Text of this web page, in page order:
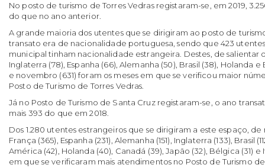
No posto de turismo de Torres Vedras registaram-se, em 2019,
do que no ano anterior.
A grande maioria dos utentes que se dirigiram ao posto de
transato era de nacionalidade portuguesa, sendo que 423
municipal tinham nacionalidade estrangeira. Destes, de salientar
Inglaterra (78), Espanha (66), Alemanha (50), Brasil (38), Holanda
e novembro (631) foram os meses em que se verificou maior
Posto de Turismo de Torres Vedras.
Já no Posto de Turismo de Santa Cruz registaram-se, o ano
mais 393 do que em 2018.
Dos 1.280 utentes estrangeiros que se dirigiram a este espaço,
França (365), Espanha (231), Alemanha (151), Inglaterra (133), Brasil
América (42), Holanda (40), Canadá (39), Japão (32), Bélgica (31) e
em que se verificaram mais atendimentos no Posto de Turismo de